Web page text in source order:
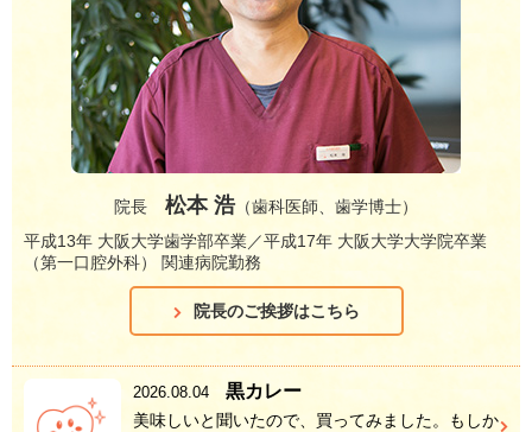
院長 松本 浩（歯科医師、歯学博士）
平成13年 大阪大学歯学部卒業／平成17年 大阪大学大学院卒業
（第一口腔外科） 関連病院勤務
院長のご挨拶はこちら
2026.08.04 黒カレー
美味しいと聞いたので、買ってみました。もしか